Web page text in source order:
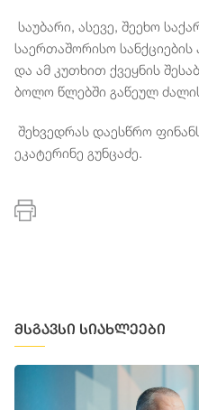
საუბარი, ასევე, შეეხო
საერთაშორისო
და ამ კუთხით ქვეყნის
ბოლო წლებში გაწეულ
შეხვედრას დაესწრო
ეკატერინე გუნცაძე.
მსგავსი სიახლეები